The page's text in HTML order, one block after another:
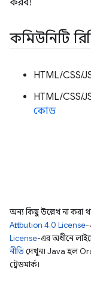
কমিউনিটি
HTML/CSS/
HTML/CSS/
কোড
অন্য কিছু উল্লেখ না করা
Attribution 4.0 License-
License-এর অধীনে
নীতিদেখুন। Java হল
ট্রেডমার্ক।